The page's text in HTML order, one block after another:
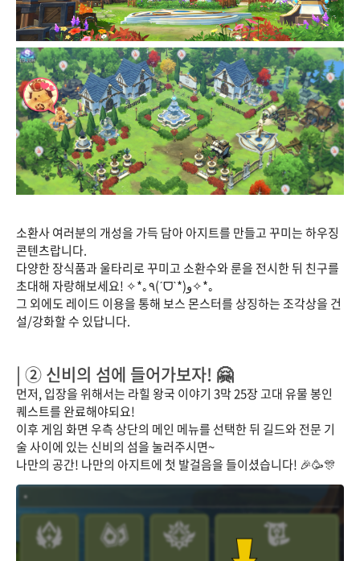
소환사 여러분의 개성을 가득 담아 아지트를 만들고 꾸미는 하우징
콘텐츠랍니다.
다양한 장식품과 울타리로 꾸미고 소환수와 룬을 전시한 뒤 친구를
초대해 자랑해보세요! ✧*｡٩(ˊᗜˋ*)و✧*｡
그 외에도 레이드 이용을 통해 보스 몬스터를 상징하는 조각상을 건
설/강화할 수 있답니다.
| ② 신비의 섬에 들어가보자! 🤗
먼저, 입장을 위해서는 라힐 왕국 이야기 3막 25장 고대 유물 봉인
퀘스트를 완료해야되요!
이후 게임 화면 우측 상단의 메인 메뉴를 선택한 뒤 길드와 전문 기
술 사이에 있는 신비의 섬을 눌러주시면~
나만의 공간! 나만의 아지트에 첫 발걸음을 들이셨습니다! 🎉🥳🎊